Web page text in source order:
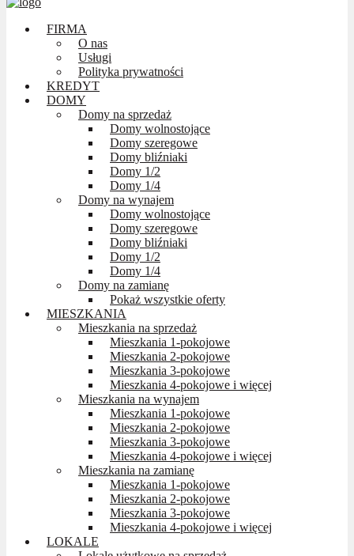
FIRMA
O nas
Usługi
Polityka prywatności
KREDYT
DOMY
Domy na sprzedaż
Domy wolnostojące
Domy szeregowe
Domy bliźniaki
Domy 1/2
Domy 1/4
Domy na wynajem
Domy wolnostojące
Domy szeregowe
Domy bliźniaki
Domy 1/2
Domy 1/4
Domy na zamianę
Pokaż wszystkie oferty
MIESZKANIA
Mieszkania na sprzedaż
Mieszkania 1-pokojowe
Mieszkania 2-pokojowe
Mieszkania 3-pokojowe
Mieszkania 4-pokojowe i więcej
Mieszkania na wynajem
Mieszkania 1-pokojowe
Mieszkania 2-pokojowe
Mieszkania 3-pokojowe
Mieszkania 4-pokojowe i więcej
Mieszkania na zamianę
Mieszkania 1-pokojowe
Mieszkania 2-pokojowe
Mieszkania 3-pokojowe
Mieszkania 4-pokojowe i więcej
LOKALE